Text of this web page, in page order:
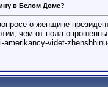
в Белом Доме?
о женщине-
чем от пола
videt-